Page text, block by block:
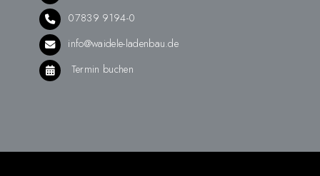
07839 9194-0
info@waidele-ladenbau.de
Termin buchen